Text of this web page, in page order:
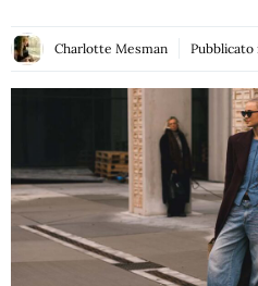
Charlotte Mesman Pubblicato